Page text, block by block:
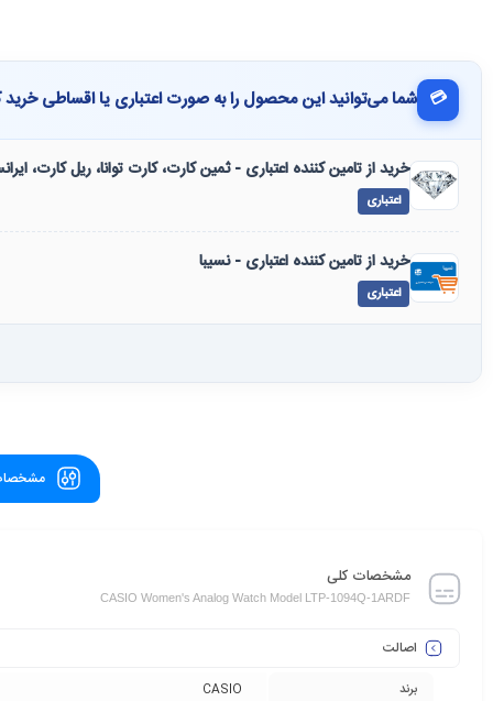
💳 شما می‌توانید این محصول را به صورت اعتباری یا اقساطی خرید
خرید از تامین کننده اعتباری - ثمین کارت، کارت توانا، ریل کارت،
اعتباری
خرید از تامین کننده اعتباری - نسیبا
اعتباری
مشخصات کلی
CASIO Women's Analog Watch Model LTP-1094Q-1ARDF
اصالت
برند
CASIO